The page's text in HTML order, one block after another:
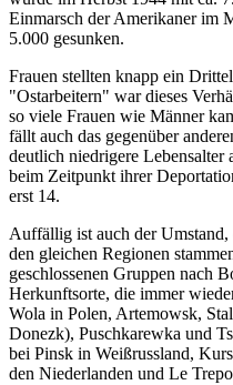
Einmarsch der Amerikaner im
5.000 gesunken.
Frauen stellten knapp ein
"Ostarbeitern" war dieses
so viele Frauen wie Männer
fällt auch das gegenüber
deutlich niedrigere Lebensalter
beim Zeitpunkt ihrer
erst 14.
Auffällig ist auch der Umstand,
den gleichen Regionen
geschlossenen Gruppen nach
Herkunftsorte, die immer
Wola in Polen, Artemowsk,
Donezk), Puschkarewka und
bei Pinsk in Weißrussland,
den Niederlanden und Le